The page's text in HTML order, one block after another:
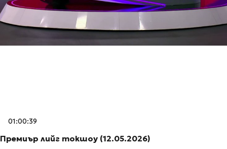
01:00:39
Премиър лийг токшоу (12.05.2026)